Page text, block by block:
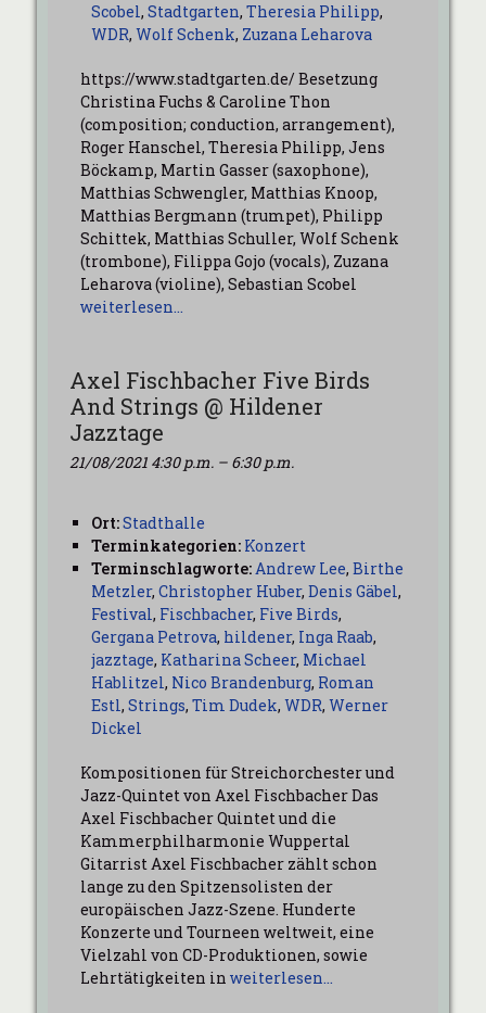
Scobel, Stadtgarten, Theresia Philipp,
WDR, Wolf Schenk, Zuzana Leharova
https://www.stadtgarten.de/ Besetzung
Christina Fuchs & Caroline Thon
(composition; conduction, arrangement),
Roger Hanschel, Theresia Philipp, Jens
Böckamp, Martin Gasser (saxophone),
Matthias Schwengler, Matthias Knoop,
Matthias Bergmann (trumpet), Philipp
Schittek, Matthias Schuller, Wolf Schenk
(trombone), Filippa Gojo (vocals), Zuzana
Leharova (violine), Sebastian Scobel
weiterlesen…
Axel Fischbacher Five Birds
And Strings @ Hildener
Jazztage
21/08/2021 4:30 p.m. – 6:30 p.m.
Ort:Stadthalle
Terminkategorien: Konzert
Terminschlagworte:Andrew Lee, Birthe
Metzler, Christopher Huber, Denis Gäbel,
Festival, Fischbacher, Five Birds,
Gergana Petrova, hildener, Inga Raab,
jazztage, Katharina Scheer, Michael
Hablitzel, Nico Brandenburg, Roman
Estl, Strings, Tim Dudek, WDR, Werner
Dickel
Kompositionen für Streichorchester und
Jazz-Quintet von Axel Fischbacher Das
Axel Fischbacher Quintet und die
Kammerphilharmonie Wuppertal
Gitarrist Axel Fischbacher zählt schon
lange zu den Spitzensolisten der
europäischen Jazz-Szene. Hunderte
Konzerte und Tourneen weltweit, eine
Vielzahl von CD-Produktionen, sowie
Lehrtätigkeiten in weiterlesen…